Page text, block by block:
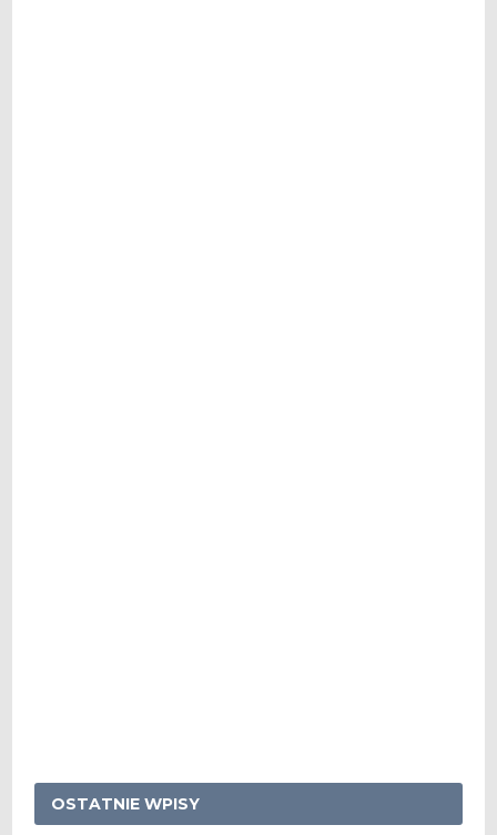
OSTATNIE WPISY